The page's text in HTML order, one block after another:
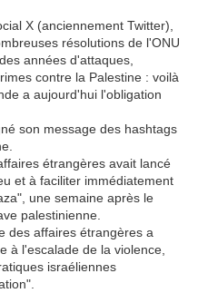
X (anciennement Twitter),
résolutions de l'ONU
années d'attaques,
contre la Palestine : voilà
a aujourd'hui l'obligation
son message des hashtags
étrangères avait lancé
et à faciliter immédiatement
une semaine après le
palestinienne.
des affaires étrangères a
à l'escalade de la violence,
israéliennes